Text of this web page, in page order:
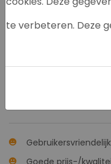
te verbeteren. Deze
G1315C
Gebruikersvriendelijk